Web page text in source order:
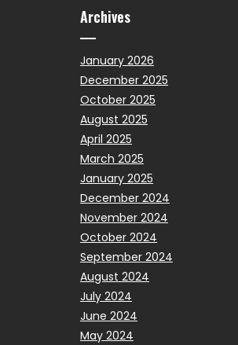
Archives
January 2026
December 2025
October 2025
August 2025
April 2025
March 2025
January 2025
December 2024
November 2024
October 2024
September 2024
August 2024
July 2024
June 2024
May 2024